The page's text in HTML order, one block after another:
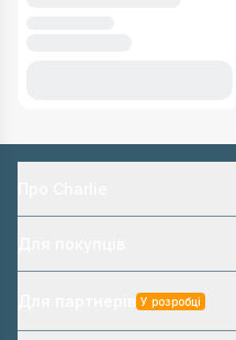
У розробці